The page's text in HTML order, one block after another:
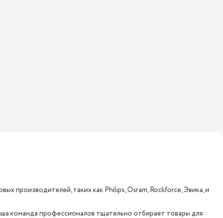
производителей, таких как Philips, Osram, Rockforce, Эвика, и
команда профессионалов тщательно отбирает товары для